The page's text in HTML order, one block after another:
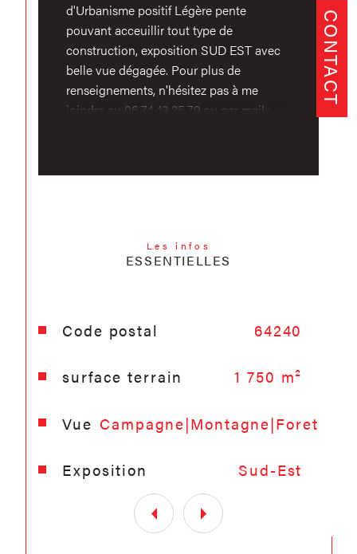
CONTACT
Les infos
ESSENTIELLES
Caractéristiques Valeurs
Code postal 64240
surface terrain 1 750 m²
Vue Campagne|Montagne|Foret
Exposition Sud-Est
d'Urbanisme positif Légère pente
pouvant acceuillir tout type de
construction, exposition SUD EST avec
belle vue dégagée. Pour plus de
renseignements, n'hésitez pas à me
joindre au 06.74.43.25.79 ou par mail :